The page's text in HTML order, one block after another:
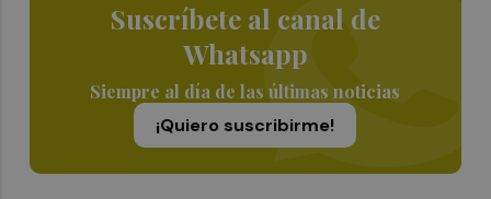
Suscríbete al canal de
Whatsapp
Siempre al día de las últimas noticias
¡Quiero suscribirme!